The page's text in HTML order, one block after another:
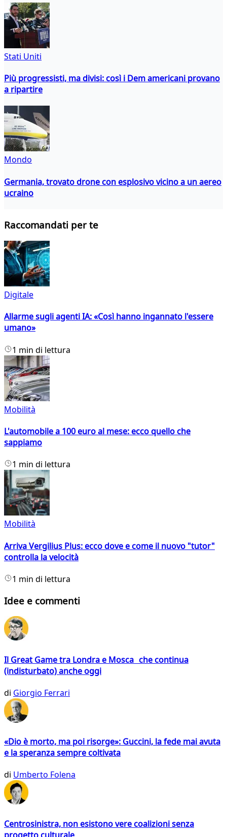
Stati Uniti
Più progressisti, ma divisi: così i Dem americani provano
a ripartire
Mondo
Germania, trovato drone con esplosivo vicino a un aereo
ucraino
Raccomandati per te
Digitale
Allarme sugli agenti IA: «Così hanno ingannato l'essere
umano»
1 min di lettura
Mobilità
L'automobile a 100 euro al mese: ecco quello che
sappiamo
1 min di lettura
Mobilità
Arriva Vergilius Plus: ecco dove e come il nuovo "tutor"
controlla la velocità
1 min di lettura
Idee e commenti
Il Great Game tra Londra e Mosca che continua
(indisturbato) anche oggi
di Giorgio Ferrari
«Dio è morto, ma poi risorge»: Guccini, la fede mai avuta
e la speranza sempre coltivata
di Umberto Folena
Centrosinistra, non esistono vere coalizioni senza
progetto culturale